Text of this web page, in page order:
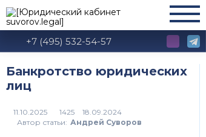
+7 (495) 532-54-57
Банкротство юридических
лиц
1425
Автор статьи: Андрей Суворов